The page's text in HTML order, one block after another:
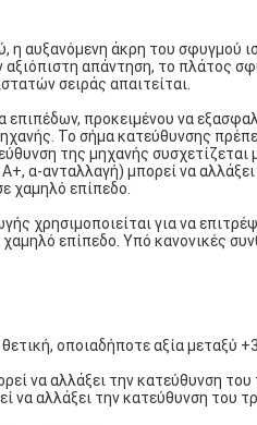
αυξανόμενη άκρη του σφυγμού
απάντηση, το πλάτος
σειράς απαιτείται.
προκειμένου να
Το σήμα κατεύθυνσης
της μηχανής
α-ανταλλαγή) μπορεί να
χαμηλό επίπεδο.
χρησιμοποιείται για να
επίπεδο. Υπό κανονικές
οποιαδήποτε αξία μεταξύ
να αλλάξει την κατεύθυνση του
αλλάξει την κατεύθυνση του